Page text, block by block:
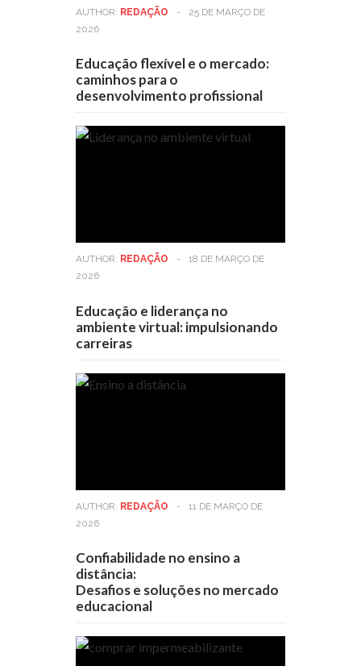
AUTHOR: REDAÇÃO -
25 DE MARÇO DE
2026
Educação flexível e o mercado:
caminhos para o
desenvolvimento profissional
AUTHOR: REDAÇÃO -
18 DE MARÇO DE
2026
Educação e liderança no
ambiente virtual: impulsionando
carreiras
AUTHOR: REDAÇÃO -
11 DE MARÇO DE
2026
Confiabilidade no ensino a
distância:
Desafios e soluções no mercado
educacional